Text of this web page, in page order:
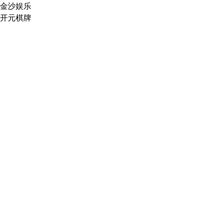
金沙娱乐
开元棋牌